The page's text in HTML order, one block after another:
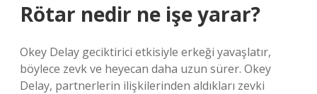
Rötar nedir ne işe yarar?
Okey Delay geciktirici etkisiyle erkeği yavaşlatır,
böylece zevk ve heyecan daha uzun sürer. Okey
Delay, partnerlerin ilişkilerinden aldıkları zevki